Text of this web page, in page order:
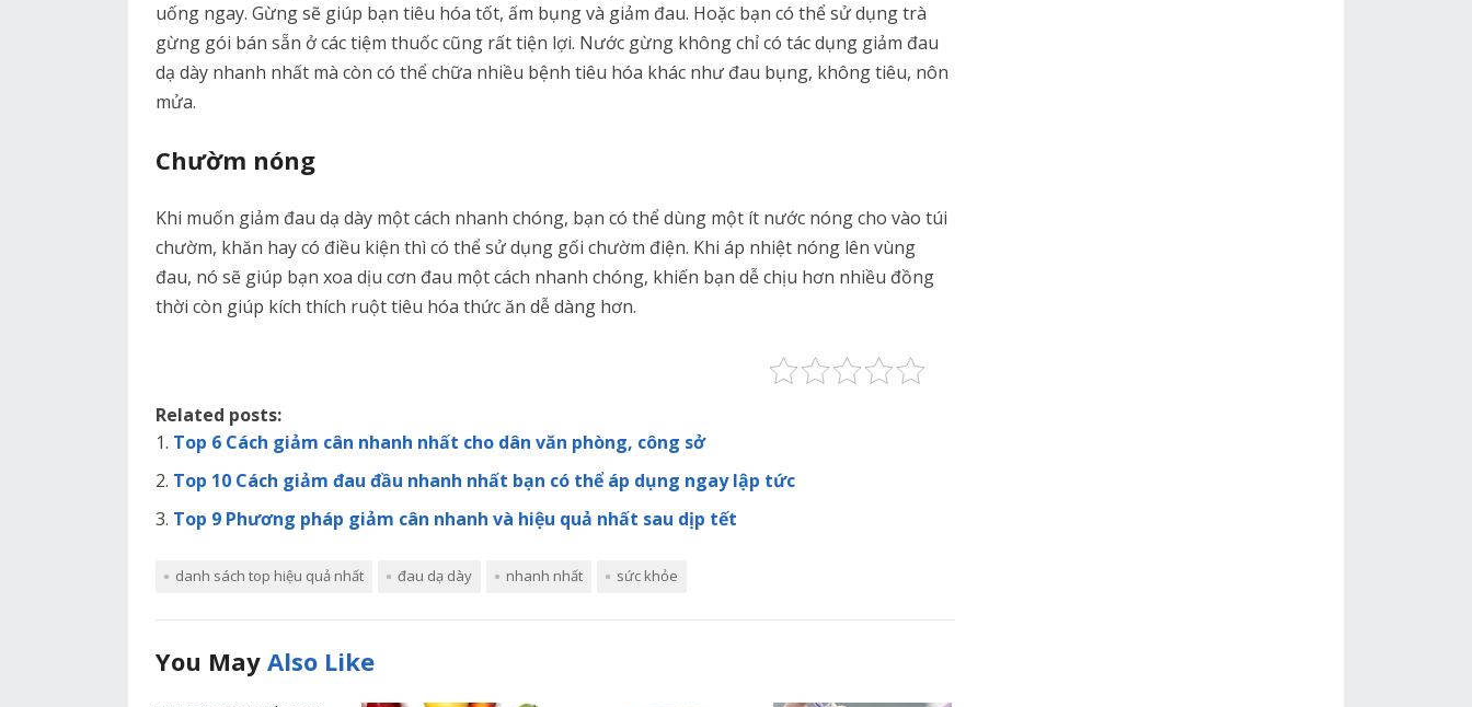
uống ngay. Gừng sẽ giúp bạn tiêu hóa tốt, ấm bụng và giảm đau. Hoặc bạn có thể sử dụng trà
gừng gói bán sẵn ở các tiệm thuốc cũng rất tiện lợi. Nước gừng không chỉ có tác dụng giảm đau
dạ dày nhanh nhất mà còn có thể chữa nhiều bệnh tiêu hóa khác như đau bụng, không tiêu, nôn
mửa.
Chườm nóng
Khi muốn giảm đau dạ dày một cách nhanh chóng, bạn có thể dùng một ít nước nóng cho vào túi
chườm, khăn hay có điều kiện thì có thể sử dụng gối chườm điện. Khi áp nhiệt nóng lên vùng
đau, nó sẽ giúp bạn xoa dịu cơn đau một cách nhanh chóng, khiến bạn dễ chịu hơn nhiều đồng
thời còn giúp kích thích ruột tiêu hóa thức ăn dễ dàng hơn.
Related posts:
Top 6 Cách giảm cân nhanh nhất cho dân văn phòng, công sở
Top 10 Cách giảm đau đầu nhanh nhất bạn có thể áp dụng ngay lập tức
Top 9 Phương pháp giảm cân nhanh và hiệu quả nhất sau dịp tết
danh sách top hiệu quả nhất đau dạ dày nhanh nhất sức khỏe
You May Also Like